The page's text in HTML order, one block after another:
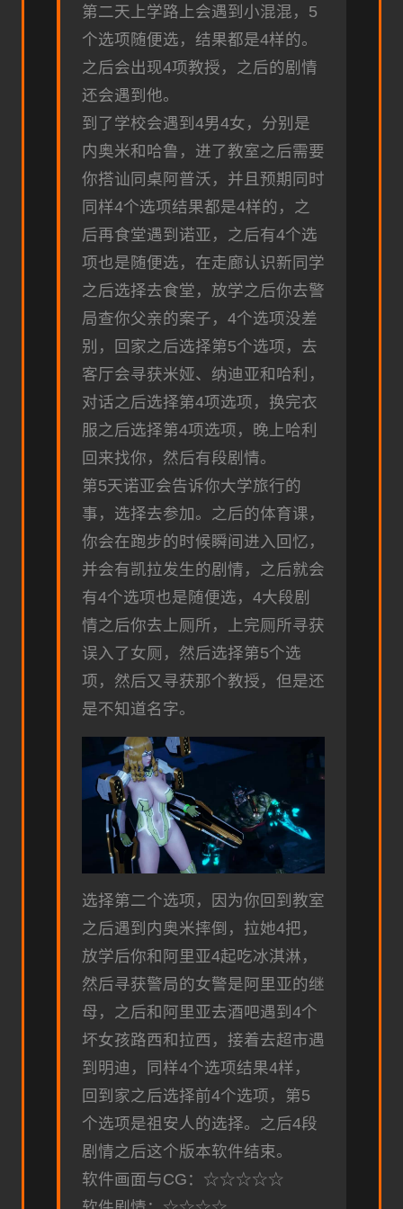
第二天上学路上会遇到小混混，5
个选项随便选，结果都是4样的。
之后会出现4项教授，之后的剧情
还会遇到他。
到了学校会遇到4男4女，分别是
内奥米和哈鲁，进了教室之后需要
你搭讪同桌阿普沃，并且预期同时
同样4个选项结果都是4样的，之
后再食堂遇到诺亚，之后有4个选
项也是随便选，在走廊认识新同学
之后选择去食堂，放学之后你去警
局查你父亲的案子，4个选项没差
别，回家之后选择第5个选项，去
客厅会寻获米娅、纳迪亚和哈利，
对话之后选择第4项选项，换完衣
服之后选择第4项选项，晚上哈利
回来找你，然后有段剧情。
第5天诺亚会告诉你大学旅行的
事，选择去参加。之后的体育课，
你会在跑步的时候瞬间进入回忆，
并会有凯拉发生的剧情，之后就会
有4个选项也是随便选，4大段剧
情之后你去上厕所，上完厕所寻获
误入了女厕，然后选择第5个选
项，然后又寻获那个教授，但是还
是不知道名字。
选择第二个选项，因为你回到教室
之后遇到内奥米摔倒，拉她4把，
放学后你和阿里亚4起吃冰淇淋，
然后寻获警局的女警是阿里亚的继
母，之后和阿里亚去酒吧遇到4个
坏女孩路西和拉西，接着去超市遇
到明迪，同样4个选项结果4样，
回到家之后选择前4个选项，第5
个选项是祖安人的选择。之后4段
剧情之后这个版本软件结束。
软件画面与CG：☆☆☆☆☆